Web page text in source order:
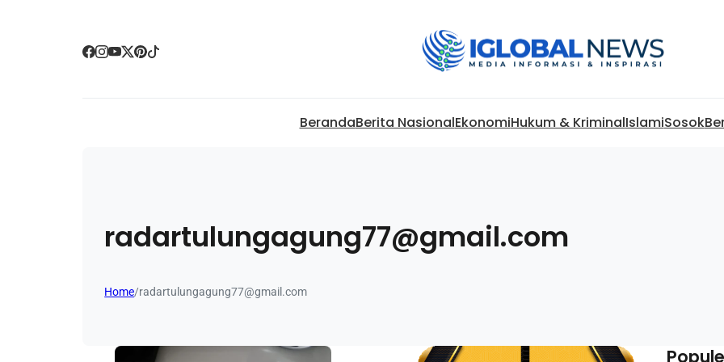
BerandaBerita NasionalEkonomiHukum & KriminalIslamiSosok
radartulungagung77@gmail.com
Home/radartulungagung77@gmail.com